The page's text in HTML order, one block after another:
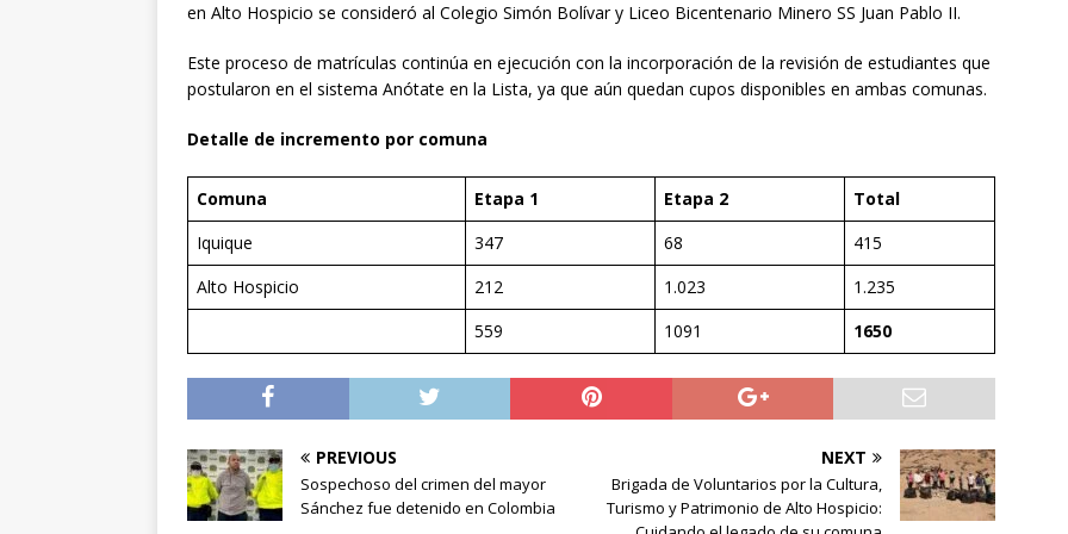
en Alto Hospicio se consideró al Colegio Simón Bolívar y Liceo Bicentenario Minero SS Juan Pablo II.
Este proceso de matrículas continúa en ejecución con la incorporación de la revisión de estudiantes que
postularon en el sistema Anótate en la Lista, ya que aún quedan cupos disponibles en ambas comunas.
Detalle de incremento por comuna
Comuna Etapa 1 Etapa 2
Total
Iquique
347 68
415
Alto Hospicio
212 1.023
1.235
559
1091 1650
PREVIOUS
Sospechoso del crimen del mayor
Sánchez fue detenido en Colombia
NEXT
Brigada de Voluntarios por la Cultura,
Turismo y Patrimonio de Alto Hospicio: